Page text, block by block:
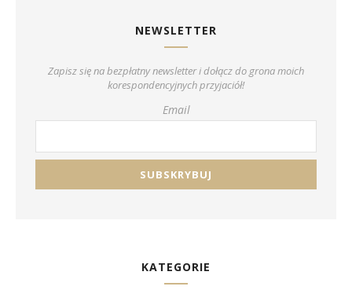
NEWSLETTER
Zapisz się na bezpłatny newsletter i dołącz do grona moich
korespondencyjnych przyjaciół!
Email
KATEGORIE